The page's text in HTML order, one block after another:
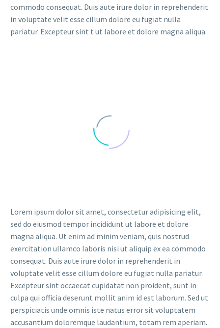
commodo consequat. Duis aute irure dolor in reprehenderit
in voluptate velit esse cillum dolore eu fugiat nulla
pariatur. Excepteur sint t ut labore et dolore magna aliqua.
Lorem ipsum dolor sit amet, consectetur adipisicing elit,
sed do eiusmod tempor incididunt ut labore et dolore
magna aliqua. Ut enim ad minim veniam, quis nostrud
exercitation ullamco laboris nisi ut aliquip ex ea commodo
consequat. Duis aute irure dolor in reprehenderit in
voluptate velit esse cillum dolore eu fugiat nulla pariatur.
Excepteur sint occaecat cupidatat non proident, sunt in
culpa qui officia deserunt mollit anim id est laborum. Sed ut
perspiciatis unde omnis iste natus error sit voluptatem
accusantium doloremque laudantium, totam rem aperiam.